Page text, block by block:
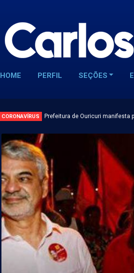
HOME PERFIL SEÇÕES
CORONAVÍRUS Prefeitura de Ouricuri manifesta